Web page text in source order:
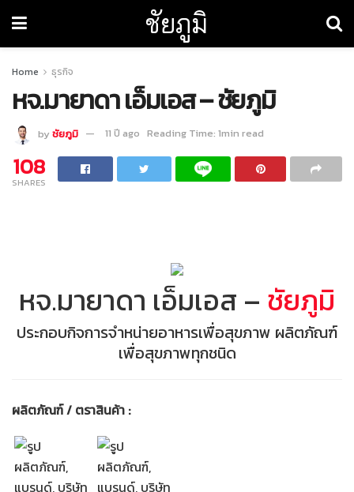
ชัยภูมิ
Home ธุรกิจ
หจ.มายาดา เอ็มเอส – ชัยภูมิ
by ชัยภูมิ 11 ปี ago Reading Time: 1min read
108
SHARES
หจ.มายาดา เอ็มเอส – ชัยภูมิ
ประกอบกิจการจำหน่ายอาหารเพื่อสุขภาพ ผลิตภัณฑ์
เพื่อสุขภาพทุกชนิด
ผลิตภัณฑ์ / ตราสินค้า :